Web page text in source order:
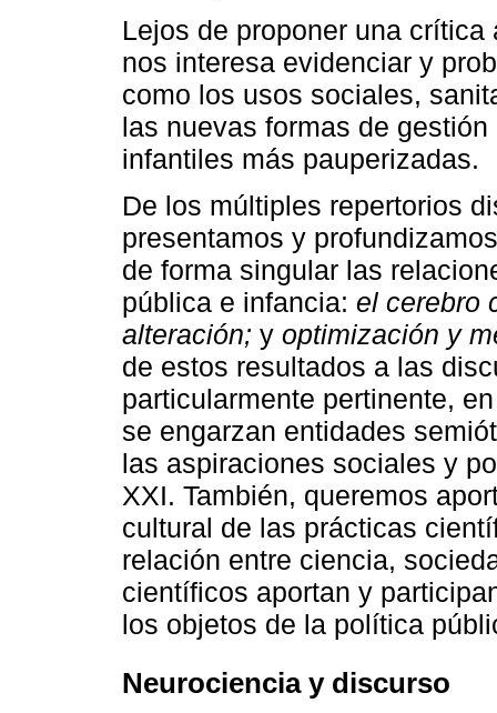
Lejos de proponer una
nos interesa evidenciar y
como los usos sociales,
las nuevas formas de
infantiles más pauperizadas.
De los múltiples repertorios
presentamos y
de forma singular las
pública e infancia: el cerebro
alteración; y optimización y
de estos resultados a las
particularmente pertinente,
se engarzan entidades
las aspiraciones sociales y
XXI. También, queremos
cultural de las prácticas
relación entre ciencia,
científicos aportan y
los objetos de la política
Neurociencia y discurso